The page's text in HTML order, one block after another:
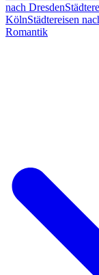
nach Dresden
KölnStädtereisen
Romantik